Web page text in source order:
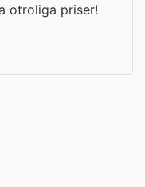
otroliga priser!